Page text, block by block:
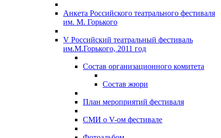
Анкета Российского театрального фестиваля
им. М. Горького
V Российский театральный фестиваль
им.М.Горького, 2011 год
Состав организационного комитета
Состав жюри
План мероприятий фестиваля
СМИ о V-ом фестивале